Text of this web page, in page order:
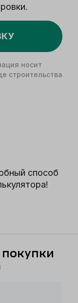
носит
строительства
способ